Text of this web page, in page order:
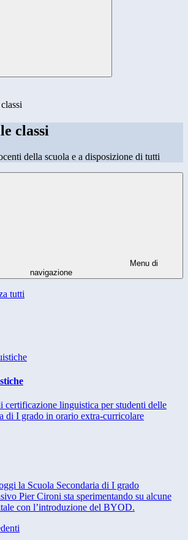
classi
della scuola e a disposizione di tutti
Menu di
navigazione
tutti
certificazione linguistica per studenti delle
di I grado in orario extra-curricolare
la Scuola Secondaria di I grado
Pier Cironi sta sperimentando su alcune
con l’introduzione del BYOD.